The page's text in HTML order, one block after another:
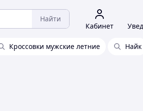
Найти
Кабинет
Кроссовки мужские летние Найк